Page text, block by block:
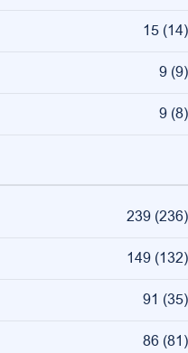
15 (14)
9 (9)
9 (8)
239 (236)
149 (132)
91 (35)
86 (81)